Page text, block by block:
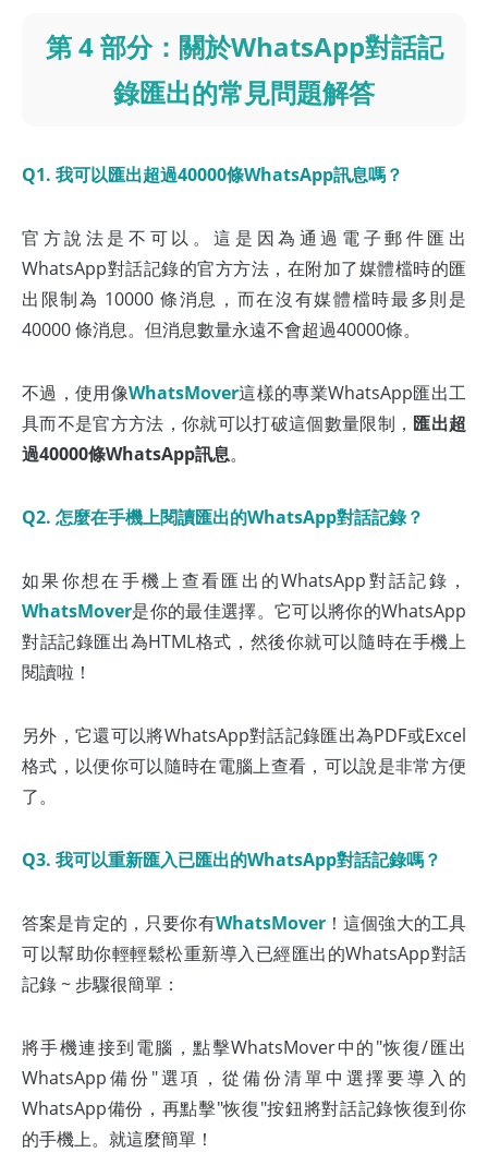
第 4 部分：關於WhatsApp對話記
錄匯出的常見問題解答
Q1. 我可以匯出超過40000條WhatsApp訊息嗎？
官方說法是不可以。這是因為通過電子郵件匯出
WhatsApp對話記錄的官方方法，在附加了媒體檔時的匯
出限制為 10000 條消息，而在沒有媒體檔時最多則是
40000 條消息。但消息數量永遠不會超過40000條。
不過，使用像WhatsMover這樣的專業WhatsApp匯出工
具而不是官方方法，你就可以打破這個數量限制， 匯出超
過40000條WhatsApp訊息。
Q2. 怎麼在手機上閱讀匯出的WhatsApp對話記錄？
如果你想在手機上查看匯出的WhatsApp對話記錄，
WhatsMover是你的最佳選擇。它可以將你的WhatsApp
對話記錄匯出為HTML格式，然後你就可以隨時在手機上
閱讀啦！
另外，它還可以將WhatsApp對話記錄匯出為PDF或Excel
格式，以便你可以隨時在電腦上查看，可以說是非常方便
了。
Q3. 我可以重新匯入已匯出的WhatsApp對話記錄嗎？
答案是肯定的，只要你有WhatsMover！這個強大的工具
可以幫助你輕輕鬆松重新導入已經匯出的WhatsApp對話
記錄 ~ 步驟很簡單：
將手機連接到電腦，點擊WhatsMover中的"恢復/匯出
WhatsApp備份"選項，從備份清單中選擇要導入的
WhatsApp備份，再點擊"恢復"按鈕將對話記錄恢復到你
的手機上。就這麼簡單！